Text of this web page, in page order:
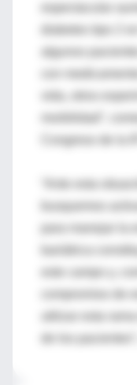
diabetes tipo 2
algunos
Congreso de la
busquemos
para manejar la
bariátrica
este campo y,